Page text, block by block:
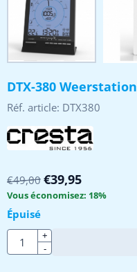
DTX-380 Weerstation
Réf. article: DTX380
€49,00 €39,95
Vous économisez: 18%
Épuisé
Quantité
+
-